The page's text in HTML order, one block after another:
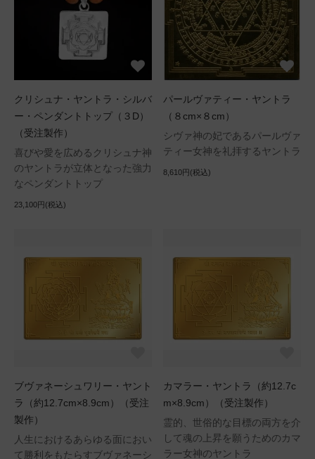
クリシュナ・ヤントラ・シルバ
ー・ペンダントトップ（３D）
（受注製作）
喜びや愛を広めるクリシュナ神
のヤントラが立体となった強力
なペンダントトップ
23,100円(税込)
パールヴァティー・ヤントラ
（８cm×８cm）
シヴァ神の妃であるパールヴァ
ティー女神を礼拝するヤントラ
8,610円(税込)
ブヴァネーシュワリー・ヤント
ラ（約12.7cm×8.9cm）（受注
製作）
人生におけるあらゆる面におい
て勝利をもたらすブヴァネーシ
カマラー・ヤントラ（約12.7c
m×8.9cm）（受注製作）
霊的、世俗的な目標の両方を介
して魂の上昇を願うためのカマ
ラー女神のヤントラ